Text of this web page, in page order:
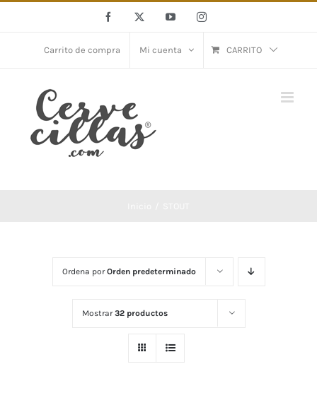
contenido
Facebook YouTubeInstagram
Carrito de compra Mi cuenta CARRITO
Ordena porOrden predeterminado
Mostrar32 productos